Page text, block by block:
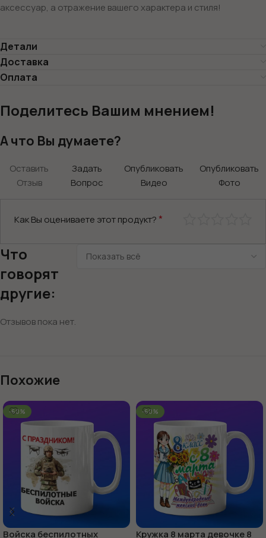
аксессуар, а отражение вашего характера и стиля!
Детали
Доставка
Оплата
Поделитесь Вашим мнением!
А что Вы думаете?
Оставить
Отзыв
Задать
Вопрос
Опубликовать
Видео
Опубликовать
Фото
Как Вы оцениваете этот продукт? *
Что
говорят
другие:
Отзывов пока нет.
Похожие
-60%
Войска беспилотных
-60%
Кружка 8 марта девочке 8